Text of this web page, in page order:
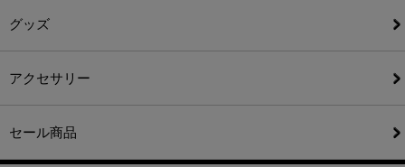
グッズ
アクセサリー
セール商品